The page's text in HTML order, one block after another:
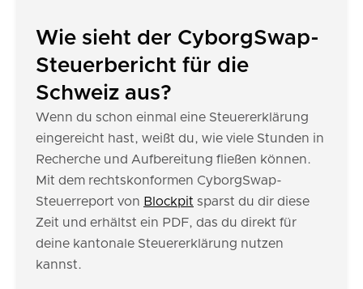
Wie sieht der CyborgSwap-
Steuerbericht für die
Schweiz aus?
Wenn du schon einmal eine Steuererklärung
eingereicht hast, weißt du, wie viele Stunden in
Recherche und Aufbereitung fließen können.
Mit dem rechtskonformen CyborgSwap-
Steuerreport von Blockpit sparst du dir diese
Zeit und erhältst ein PDF, das du direkt für
deine kantonale Steuererklärung nutzen
kannst.